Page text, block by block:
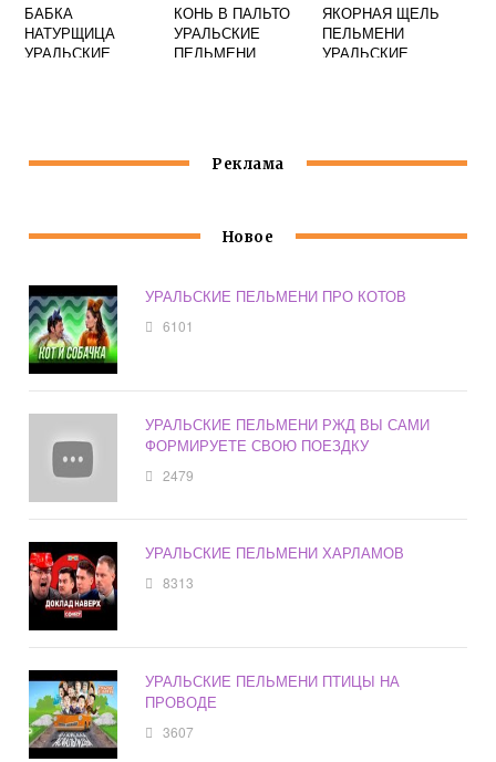
БАБКА
НАТУРЩИЦА
УРАЛЬСКИЕ
КОНЬ В ПАЛЬТО
УРАЛЬСКИЕ
ПЕЛЬМЕНИ
ЯКОРНАЯ ЩЕЛЬ
ПЕЛЬМЕНИ
УРАЛЬСКИЕ
Реклама
Новое
УРАЛЬСКИЕ ПЕЛЬМЕНИ ПРО КОТОВ
6101
УРАЛЬСКИЕ ПЕЛЬМЕНИ РЖД ВЫ САМИ
ФОРМИРУЕТЕ СВОЮ ПОЕЗДКУ
2479
УРАЛЬСКИЕ ПЕЛЬМЕНИ ХАРЛАМОВ
8313
УРАЛЬСКИЕ ПЕЛЬМЕНИ ПТИЦЫ НА
ПРОВОДЕ
3607